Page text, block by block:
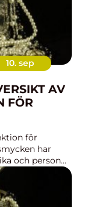
10. sep
AV
FÖR
för
har
och person...